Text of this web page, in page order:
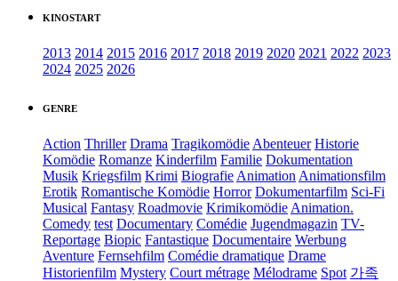
KINOSTART
2013 2014 2015 2016 2017 2018 2019 2020 2021 2022 2023
2024 2025 2026
GENRE
Action Thriller Drama Tragikomödie Abenteuer Historie
Komödie Romanze Kinderfilm Familie Dokumentation
Musik Kriegsfilm Krimi Biografie Animation Animationsfilm
Erotik Romantische Komödie Horror Dokumentarfilm Sci-Fi
Musical Fantasy Roadmovie Krimikomödie Animation.
Comedy test Documentary Comédie Jugendmagazin TV-
Reportage Biopic Fantastique Documentaire Werbung
Aventure Fernsehfilm Comédie dramatique Drame
Historienfilm Mystery Court métrage Mélodrame Spot 가족